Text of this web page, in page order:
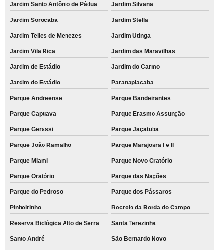
Jardim Santo Antônio de Pádua Jardim Silvana
Jardim Sorocaba Jardim Stella
Jardim Telles de Menezes Jardim Utinga
Jardim Vila Rica Jardim das Maravilhas
Jardim de Estádio Jardim do Carmo
Jardim do Estádio Paranapiacaba
Parque Andreense Parque Bandeirantes
Parque Capuava Parque Erasmo Assunção
Parque Gerassi Parque Jaçatuba
Parque João Ramalho Parque Marajoara I e II
Parque Miami Parque Novo Oratório
Parque Oratório Parque das Nações
Parque do Pedroso Parque dos Pássaros
Pinheirinho Recreio da Borda do Campo
Reserva Biológica Alto de Serra Santa Terezinha
Santo André São Bernardo Novo